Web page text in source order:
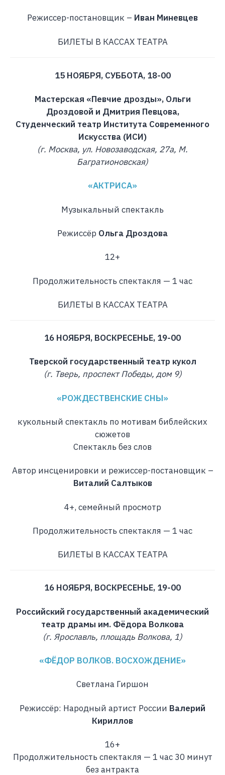
Режиссер-постановщик – Иван Миневцев
БИЛЕТЫ В КАССАХ ТЕАТРА
15 НОЯБРЯ, СУББОТА, 18-00
Мастерская «Певчие дрозды», Ольги
Дроздовой и Дмитрия Певцова,
Студенческий театр Института Современного
Искусства (ИСИ)
(г. Москва, ул. Новозаводская, 27а, М.
Багратионовская)
«АКТРИСА»
Музыкальный спектакль
Режиссёр Ольга Дроздова
12+
Продолжительность спектакля — 1 час
БИЛЕТЫ В КАССАХ ТЕАТРА
16 НОЯБРЯ, ВОСКРЕСЕНЬЕ, 19-00
Тверской государственный театр кукол
(г. Тверь, проспект Победы, дом 9)
«РОЖДЕСТВЕНСКИЕ СНЫ»
кукольный спектакль по мотивам библейских
сюжетов
Спектакль без слов
Автор инсценировки и режиссер-постановщик –
Виталий Салтыков
4+, семейный просмотр
Продолжительность спектакля — 1 час
БИЛЕТЫ В КАССАХ ТЕАТРА
16 НОЯБРЯ, ВОСКРЕСЕНЬЕ, 19-00
Российский государственный академический
театр драмы им. Фёдора Волкова
(г. Ярославль, площадь Волкова, 1)
«ФЁДОР ВОЛКОВ. ВОСХОЖДЕНИЕ»
Светлана Гиршон
Режиссёр: Народный артист России Валерий
Кириллов
16+
Продолжительность спектакля — 1 час 30 минут
без антракта